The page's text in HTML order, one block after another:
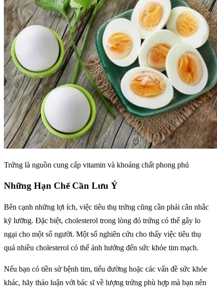
Trứng là nguồn cung cấp vitamin và khoáng chất phong phú
Những Hạn Chế Cần Lưu Ý
Bên cạnh những lợi ích, việc tiêu thụ trứng cũng cần phải cân nhắc
kỹ lưỡng. Đặc biệt, cholesterol trong lòng đỏ trứng có thể gây lo
ngại cho một số người. Một số nghiên cứu cho thấy việc tiêu thụ
quá nhiều cholesterol có thể ảnh hưởng đến sức khỏe tim mạch.
Nếu bạn có tiền sử bệnh tim, tiểu đường hoặc các vấn đề sức khỏe
khác, hãy thảo luận với bác sĩ về lượng trứng phù hợp mà bạn nên